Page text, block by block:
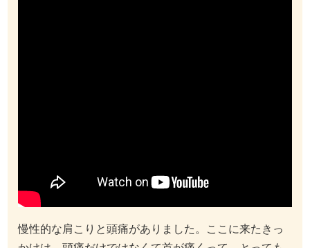
慢性的な肩こりと頭痛がありました。ここに来たきっ